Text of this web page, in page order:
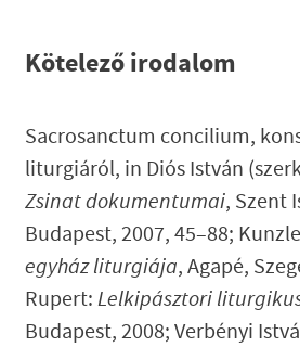
Kötelező irodalom
Sacrosanctum concilium,
liturgiáról, in Diós István
Zsinat dokumentumai, Szent
Budapest, 2007, 45–88;
egyház liturgiája, Agapé,
Rupert: Lelkipásztori
Budapest, 2008; Verbényi